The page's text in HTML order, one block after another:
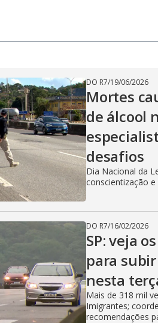
DO R7/19/06/2026
Mortes
de álcool
desafios
Dia Nacional da
conscientização
DO R7/16/02/2026
SP: veja
para
nesta
Mais de 318 mil
Imigrantes;
recomendações